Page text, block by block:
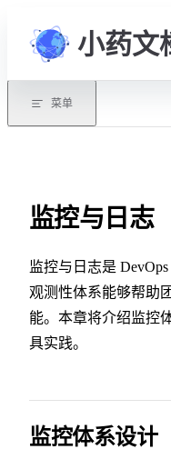
Skip to content
小药文
菜单
监控与日志
监控与日志是
观测性体系能够帮助
能。本章将介绍监控
具实践。
监控体系设计